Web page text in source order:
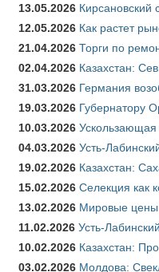
13.05.2026 Кирсановский
12.05.2026 Как растет
21.04.2026 Торги по
02.04.2026 Казахстан:
31.03.2026 Германия
19.03.2026 Губернатору
10.03.2026 Ускользающая
04.03.2026 Усть-
19.02.2026 Казахстан:
15.02.2026 Селекция как
13.02.2026 Мировые цены
11.02.2026 Усть-
10.02.2026 Казахстан:
03.02.2026 Молдова: